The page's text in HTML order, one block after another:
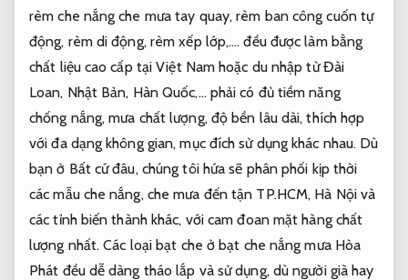
rèm che nắng che mưa tay quay, rèm ban công cuốn tự
động, rèm di động, rèm xếp lớp,…. đều được làm bằng
chất liệu cao cấp tại Việt Nam hoặc du nhập từ Đài
Loan, Nhật Bản, Hàn Quốc,… phải có đủ tiềm năng
chống nắng, mưa chất lượng, độ bền lâu dài, thích hợp
với đa dạng không gian, mục đích sử dụng khác nhau. Dù
bạn ở Bất cứ đâu, chúng tôi hứa sẽ phân phối kịp thời
các mẫu che nắng, che mưa đến tận TP.HCM, Hà Nội và
các tỉnh biến thành khác, với cam đoan mặt hàng chất
lượng nhất. Các loại bạt che ở bạt che nắng mưa Hòa
Phát đều dễ dàng tháo lắp và sử dụng, dù người già hay